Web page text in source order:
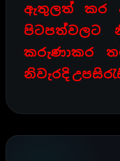
ඇතුලත් කර
පිටපත්වලට
කරුණාකර
නිවැරදි